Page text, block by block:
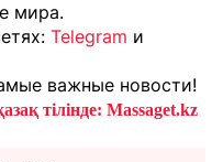
мира.
Telegram и
важные новости!
тілінде: Massaget.kz